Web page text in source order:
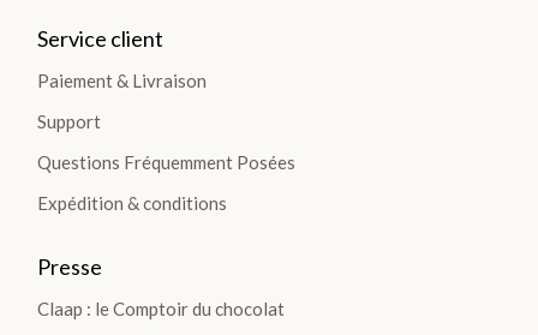
Service client
Paiement & Livraison
Support
Questions Fréquemment Posées
Expédition & conditions
Presse
Claap : le Comptoir du chocolat